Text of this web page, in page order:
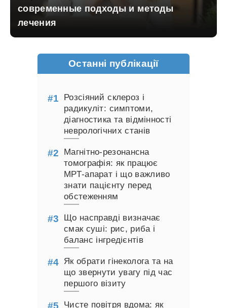
современные подходы и методы
лечения
Останні публікації
Розсіяний склероз і
радикуліт: симптоми,
діагностика та відмінності
неврологічних станів
Магнітно-резонансна
томографія: як працює
МРТ-апарат і що важливо
знати пацієнту перед
обстеженням
Що насправді визначає
смак суші: рис, риба і
баланс інгредієнтів
Як обрати гінеколога та на
що звернути увагу під час
першого візиту
Чисте повітря вдома: як